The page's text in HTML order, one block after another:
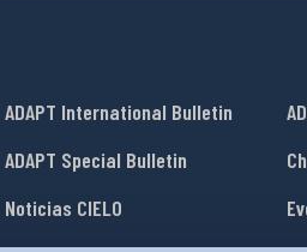
ADAPT International Bulletin
ADAPT Special Bulletin
Noticias CIELO